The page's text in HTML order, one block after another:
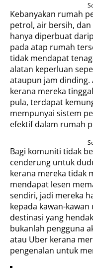
Kebanyakan rumah
petrol, air bersih, dan
hanya diperbuat
pada atap rumah
tidak mendapat
alatan keperluan
ataupun jam dinding.
kerana mereka
pula, terdapat
mempunyai sistem
efektif dalam rumah
Bagi komuniti tidak
cenderung untuk
kerana mereka tidak
mendapat lesen
sendiri, jadi mereka
kepada kawan-
destinasi yang
bukanlah pengguna
atau Uber kerana
pengenalan untuk